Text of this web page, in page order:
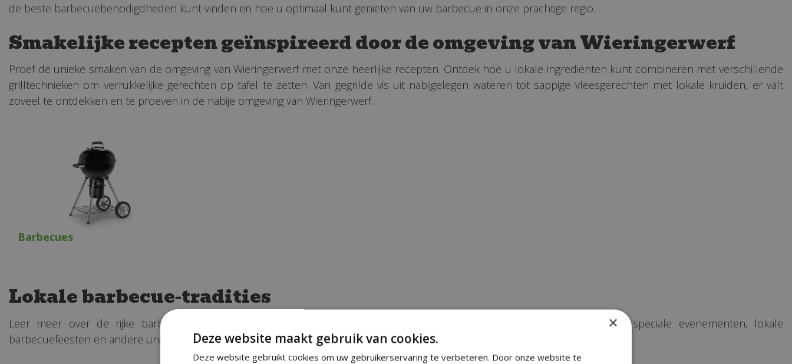
de beste barbecuebenodigdheden kunt vinden en hoe u optimaal kunt genieten van uw barbecue in onze prachtige regio.
Smakelijke recepten geïnspireerd door de omgeving van Wieringerwerf
Proef de unieke smaken van de omgeving van Wieringerwerf met onze heerlijke recepten. Ontdek hoe u lokale ingrediënten kunt combineren met verschillende
grilltechnieken om verrukkelijke gerechten op tafel te zetten. Van gegrilde vis uit nabijgelegen wateren tot sappige vleesgerechten met lokale kruiden, er valt
zoveel te ontdekken en te proeven in de nabije omgeving van Wieringerwerf.
Barbecues
Lokale barbecue-tradities
Leer meer over de rijke barbecue-tradities en -gewoonten die uniek zijn voor de omgeving van Wieringerwerf. Ontdek speciale evenementen, lokale
barbecuefeesten en andere unieke activiteiten waar u kunt genieten van de heerlijke grillcultuur in onze regio.
×
Deze website maakt gebruik van cookies.
Deze website gebruikt cookies om uw gebruikerservaring te verbeteren. Door onze website te